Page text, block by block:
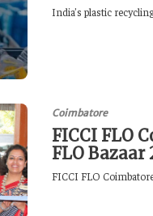
India’s plastic
Coimbatore
FICCI FLO
FLO Bazaar
FICCI FLO